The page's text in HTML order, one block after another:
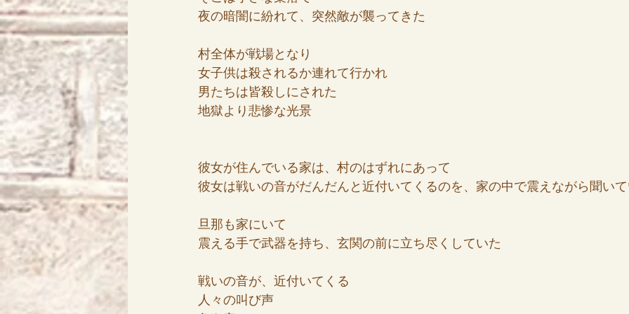
夜の暗闇に紛れて、突然敵が襲ってきた
村全体が戦場となり
女子供は殺されるか連れて行かれ
男たちは皆殺しにされた
地獄より悲惨な光景
彼女が住んでいる家は、村のはずれにあって
彼女は戦いの音がだんだんと近付いてくるのを、家の中で震えながら聞い
旦那も家にいて
震える手で武器を持ち、玄関の前に立ち尽くしていた
戦いの音が、近付いてくる
人々の叫び声